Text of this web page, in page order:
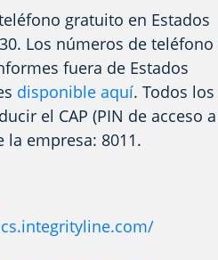
gratuito en Estados
Los números de teléfono
fuera de Estados
disponible aquí. Todos los
el CAP (PIN de acceso a
la empresa: 8011.